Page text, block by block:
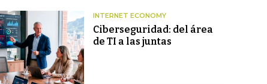
INTERNET ECONOMY
Ciberseguridad: del área
de TI a las juntas